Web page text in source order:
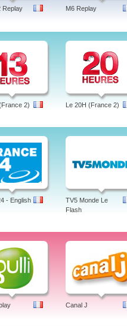
Replay M6 Replay
2) Le 20H (France 2)
- English
TV5 Monde Le
Flash
Canal J